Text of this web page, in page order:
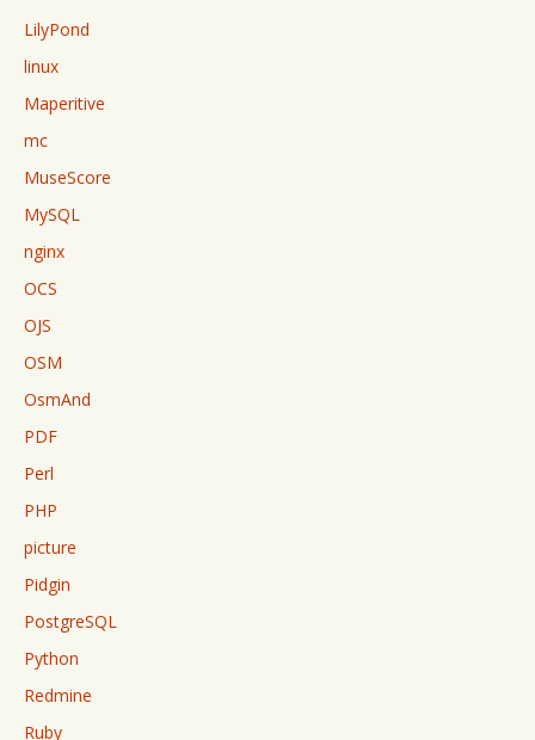
LilyPond
linux
Maperitive
mc
MuseScore
MySQL
nginx
OCS
OJS
OSM
OsmAnd
PDF
Perl
PHP
picture
Pidgin
PostgreSQL
Python
Redmine
Ruby